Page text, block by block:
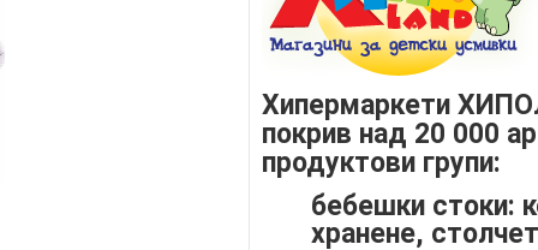
Хипермаркети
покрив над 20 000
продуктови групи:
бебешки стоки:
хранене,